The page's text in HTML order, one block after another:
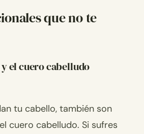
que no te
el cuero cabelludo
tu cabello, también son
cuero cabelludo. Si sufres